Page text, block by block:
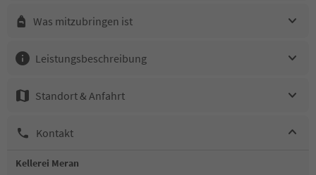
Was mitzubringen ist
Leistungsbeschreibung
Standort & Anfahrt
Kontakt
Kellerei Meran